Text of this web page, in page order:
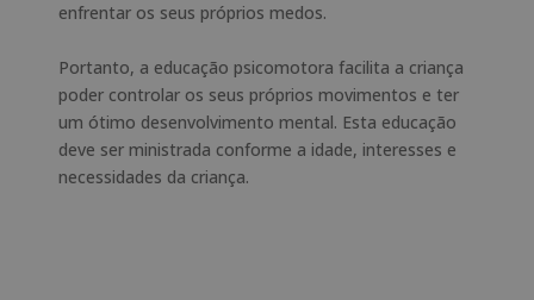
enfrentar os seus próprios medos.
Portanto, a educação psicomotora facilita a criança
poder controlar os seus próprios movimentos e ter
um ótimo desenvolvimento mental. Esta educação
deve ser ministrada conforme a idade, interesses e
necessidades da criança.